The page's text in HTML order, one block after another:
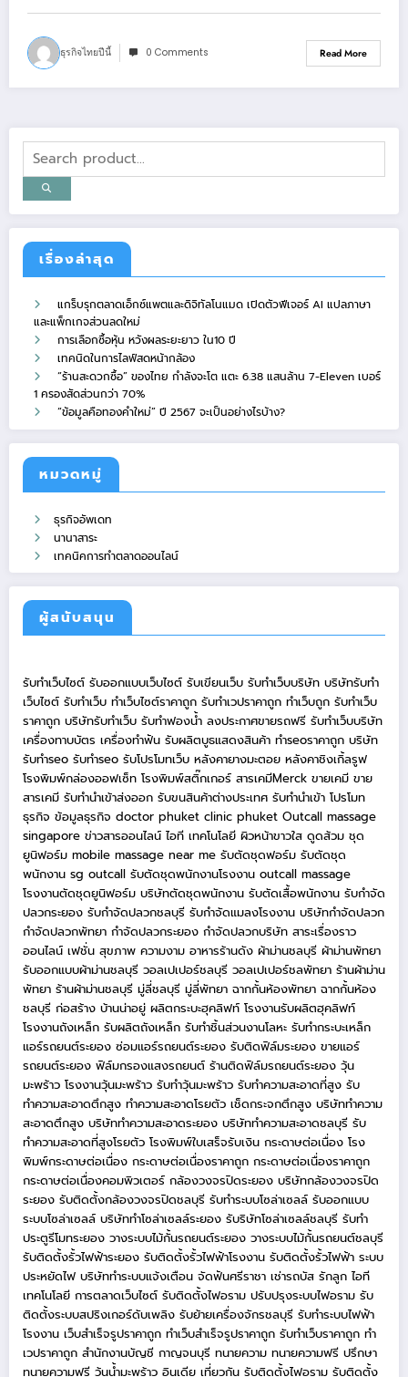
ธุรกิจไทยปีนี้ 0 Comments Read More
เรื่องล่าสุด
แกร็บรุกตลาดเอ็กซ์แพตและดิจิทัลโนแมด เปิดตัวฟีเจอร์ AI แปลภาษา
และแพ็กเกจส่วนลดใหม่
การเลือกซื้อหุ้น หวังผลระยะยาว ใน10 ปี
เทคนิดในการไลฟ์สดหน้ากล้อง
“ร้านสะดวกซื้อ” ของไทย กำลังจะโต แตะ 6.38 แสนล้าน 7-Eleven เบอร์
1 ครองสัดส่วนกว่า 70%
“ข้อมูลคือทองคำใหม่” ปี 2567 จะเป็นอย่างไรบ้าง?
หมวดหมู่
ธุรกิจอัพเดท
นานาสาระ
เทคนิคการทำตลาดออนไลน์
ผู้สนับสนุน
รับทำเว็บไซต์ รับออกแบบเว็บไซต์ รับเขียนเว็บ รับทำเว็บบริษัท บริษัทรับทำ
เว็บไซต์ รับทำเว็บ ทำเว็บไซต์ราคาถูก รับทำเวปราคาถูก ทำเว็บถูก รับทำเว็บ
ราคาถูก บริษัทรับทำเว็บ รับทำฟองน้ำ ลงประกาศขายรถฟรี รับทำเว็บบริษัท
เครื่องทาบบัตร เครื่องทำฟัน รับผลิตบูธแสดงสินค้า ทำseoราคาถูก บริษัท
รับทำseo รับทำseo รับโปรโมทเว็บ หลังคายางมะตอย หลังคาชิงเกิ้ลรูฟ
โรงพิมพ์กล่องออฟเซ็ท โรงพิมพ์สติ๊กเกอร์ สารเคมีMerck ขายเคมี ขาย
สารเคมี รับทำนำเข้าส่งออก รับขนสินค้าต่างประเทศ รับทำนำเข้า โปรโมท
ธุรกิจ ข้อมูลธุรกิจ doctor phuket clinic phuket Outcall massage
singapore ข่าวสารออนไลน์ ไอที เทคโนโลยี ผิวหน้าขาวใส ดูดส้วม ชุด
ยูนิฟอร์ม mobile massage near me รับตัดชุดฟอร์ม รับตัดชุด
พนักงาน sg outcall รับตัดชุดพนักงานโรงงาน outcall massage
โรงงานตัดชุดยูนิฟอร์ม บริษัทตัดชุดพนักงาน รับตัดเสื้อพนักงาน รับกำจัด
ปลวกระยอง รับกำจัดปลวกชลบุรี รับกำจัดแมลงโรงงาน บริษัทกำจัดปลวก
กำจัดปลวกพัทยา กำจัดปลวกระยอง กำจัดปลวกบริษัท สาระเรื่องราว
ออนไลน์ เฟชั่น สุขภาพ ความงาม อาหารร้านดัง ผ้าม่านชลบุรี ผ้าม่านพัทยา
รับออกแบบผ้าม่านชลบุรี วอลเปเปอร์ชลบุรี วอลเปเปอร์ชลพัทยา ร้านผ้าม่าน
พัทยา ร้านผ้าม่านชลบุรี มู่ลี่ชลบุรี มู่ลี่พัทยา ฉากกั้นห้องพัทยา ฉากกั้นห้อง
ชลบุรี ก่อสร้าง บ้านน่าอยู่ ผลิตกระบะฮุคลิฟท์ โรงงานรับผลิตฮุคลิฟท์
โรงงานถังเหล็ก รับผลิตถังเหล็ก รับทำชิ้นส่วนงานโลหะ รับทำกระบะเหล็ก
แอร์รถยนต์ระยอง ซ่อมแอร์รถยนต์ระยอง รับติดฟิล์มระยอง ขายแอร์
รถยนต์ระยอง ฟิล์มกรองแสงรถยนต์ ร้านติดฟิล์มรถยนต์ระยอง วุ้น
มะพร้าว โรงงานวุ้นมะพร้าว รับทำวุ้นมะพร้าว รับทำความสะอาดที่สูง รับ
ทำความสะอาดตึกสูง ทำความสะอาดโรยตัว เช็ดกระจกตึกสูง บริษัททำความ
สะอาดตึกสูง บริษัททำความสะอาดระยอง บริษัททำความสะอาดชลบุรี รับ
ทำความสะอาดที่สูงโรยตัว โรงพิมพ์ใบเสร็จรับเงิน กระดาษต่อเนื่อง โรง
พิมพ์กระดาษต่อเนื่อง กระดาษต่อเนื่องราคาถูก กระดาษต่อเนื่องราคาถูก
กระดาษต่อเนื่องคอมพิวเตอร์ กล้องวงจรปิดระยอง บริษัทกล้องวงจรปิด
ระยอง รับติดตั้งกล้องวงจรปิดชลบุรี รับทำระบบโซล่าเซลล์ รับออกแบบ
ระบบโซล่าเซลล์ บริษัททำโซล่าเซลล์ระยอง รับริษัทโซล่าเซลล์ชลบุรี รับทำ
ประตูรีโมทระยอง วางระบบไม้กั้นรถยนต์ระยอง วางระบบไม้กั้นรถยนต์ชลบุรี
รับติดตั้งรั้วไฟฟ้าระยอง รับติดตั้งรั้วไฟฟ้าโรงงาน รับติดตั้งรั้วไฟฟ้า ระบบ
ประหยัดไฟ บริษัททำระบบแจ้งเตือน จัดฟันศรีราชา เช่ารถบัส รักลูก ไอที
เทคโนโลยี การตลาดเว็บไซต์ รับติดตั้งไฟอราม ปรับปรุงระบบไฟอราม รับ
ติดตั้งระบบสปริงเกอร์ดับเพลิง รับย้ายเครื่องจักรชลบุรี รับทำระบบไฟฟ้า
โรงงาน เว็บสำเร็จรูปราคาถูก ทำเว็บสำเร็จรูปราคาถูก รับทำเว็บราคาถูก ทำ
เวปราคาถูก สำนักงานบัญชี กาญจนบุรี ทนายความ ทนายความฟรี ปรึกษา
ทนายความฟรี วุ้นน้ำมะพร้าว อินเดีย เที่ยวกัน รับติดตั้งไฟอราม รับติดตั้ง